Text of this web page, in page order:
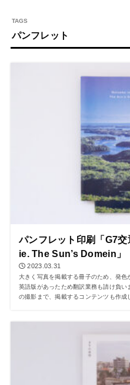
パンフレット
パンフレット印刷「G7
ie. The Sun’s Domein」
2023.03.31
大きく写真を掲載する冊子のため、発
英語版があったため翻訳業務も請け負
の撮影まで、掲載するコンテンツも作成